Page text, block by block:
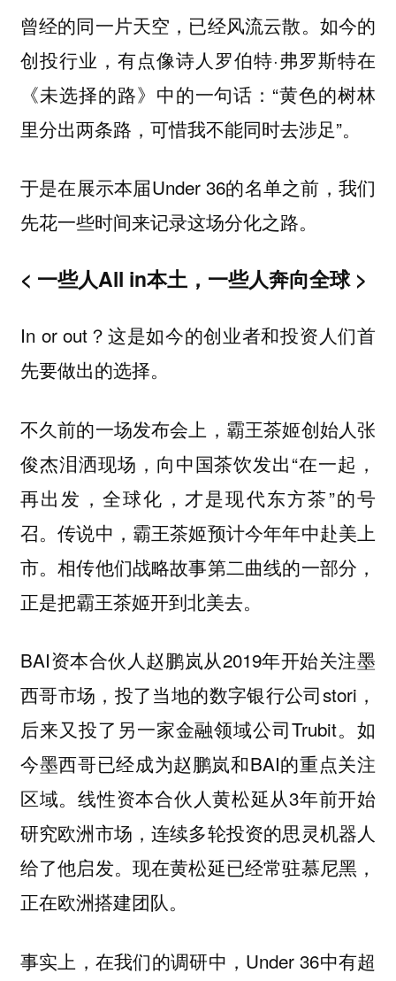
曾经的同一片天空，已经风流云散。如今的
创投行业，有点像诗人罗伯特·弗罗斯特在
《未选择的路》中的一句话：“黄色的树林
里分出两条路，可惜我不能同时去涉足”。
于是在展示本届Under 36的名单之前，我们
先花一些时间来记录这场分化之路。
< 一些人All in本土，一些人奔向全球 >
In or out？这是如今的创业者和投资人们首
先要做出的选择。
不久前的一场发布会上，霸王茶姬创始人张
俊杰泪洒现场，向中国茶饮发出“在一起，
再出发，全球化，才是现代东方茶”的号
召。传说中，霸王茶姬预计今年年中赴美上
市。相传他们战略故事第二曲线的一部分，
正是把霸王茶姬开到北美去。
BAI资本合伙人赵鹏岚从2019年开始关注墨
西哥市场，投了当地的数字银行公司stori，
后来又投了另一家金融领域公司Trubit。如
今墨西哥已经成为赵鹏岚和BAI的重点关注
区域。线性资本合伙人黄松延从3年前开始
研究欧洲市场，连续多轮投资的思灵机器人
给了他启发。现在黄松延已经常驻慕尼黑，
正在欧洲搭建团队。
事实上，在我们的调研中，Under 36中有超